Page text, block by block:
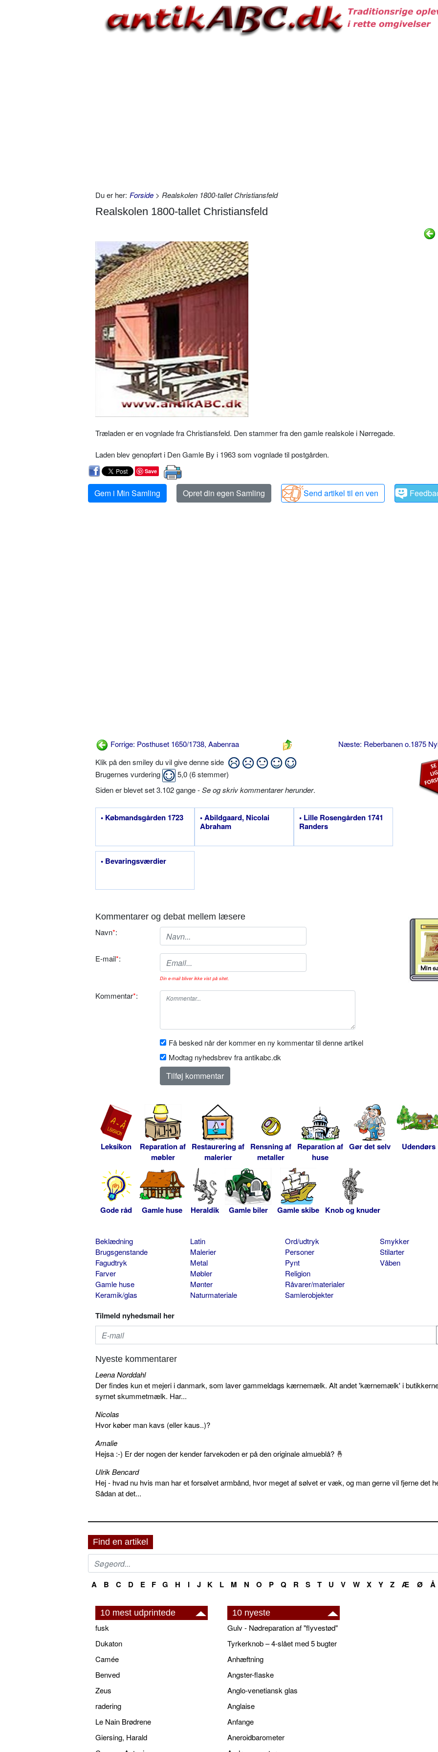
Du er her: Forside > Realskolen 1800-tallet Christiansfeld
Realskolen 1800-tallet Christiansfeld
Træladen er en vognlade fra Christiansfeld. Den stammer fra den gamle realskole i Nørregade.
Laden blev genopført i Den Gamle By i 1963 som vognlade til postgården.
Save
Gem i Min Samling Opret din egen Samling Send artikel til en ven
Forrige: Posthuset 1650/1738, Aabenraa
Næste: Reberbanen o.1875
Klik på den smiley du vil give denne side
Brugernes vurdering
5,0 (6stemmer)
Siden er blevet set 3.102 gange -Se og skriv kommentarer herunder.
• Købmandsgården 1723
• Abildgaard, Nicolai
Abraham
• Lille Rosengården 1741
Randers
• Bevaringsværdier
Kommentarer og debat mellem læsere
Navn*:
E-mail*:
Din e-mail bliver ikke vist på sitet.
Kommentar*:
Få besked når der kommer en ny kommentar til denne artikel
Modtag nyhedsbrev fra antikabc.dk
Leksikon
Reparation af
møbler
Restaurering af
malerier
Rensning af
metaller
Reparation af
huse
Gør det selv Udendørs
Gode råd Gamle huse Heraldik Gamle biler Gamle skibe Knob og knuder
Beklædning
Brugsgenstande
Fagudtryk
Farver
Gamle huse
Keramik/glas
Latin
Malerier
Metal
Møbler
Mønter
Naturmateriale
Ord/udtryk
Personer
Pynt
Religion
Råvarer/materialer
Samlerobjekter
Smykker
Stilarter
Våben
Tilmeld nyhedsmail her
Nyeste kommentarer
Leena Norddahl
Der findes kun et mejeri i danmark, som laver gammeldags kærnemælk. Alt andet 'kærnemælk' i
syrnet skummetmælk. Har...
Nicolas
Hvor køber man kavs (eller kaus..)?
Amalie
Hejsa :-) Er der nogen der kender farvekoden er på den originale almueblå? 🤞
Ulrik Bencard
Hej - hvad nu hvis man har et forsølvet armbånd, hvor meget af sølvet er væk, og man gerne vil fjerne det
Sådan at det...
Find en artikel
A B C D E F G H I J K L M N O P Q R S T U V W X Y Z Æ Ø Å
10 mest udprintede
fusk
Dukaton
Camée
Benved
Zeus
radering
Le Nain Brødrene
Giersing, Harald
10 nyeste
Gulv - Nødreparation af "flyvestød"
Tyrkerknob – 4-slået med 5 bugter
Anhæftning
Angster-flaske
Anglo-venetiansk glas
Anglaise
Anfange
Aneroidbarometer